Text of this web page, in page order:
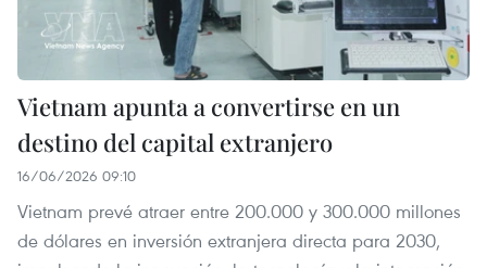
Vietnam apunta a convertirse en un
destino del capital extranjero
16/06/2026 09:10
Vietnam prevé atraer entre 200.000 y 300.000 millones
de dólares en inversión extranjera directa para 2030,